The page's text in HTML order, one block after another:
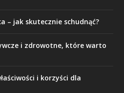
– jak skutecznie schudnąć?
i zdrowotne, które warto
i korzyści dla